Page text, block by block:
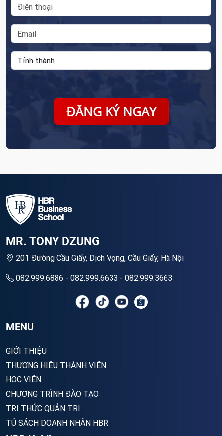
ĐĂNG KÝ NGAY
MR. TONY DZUNG
201 Đường Cầu Giấy, Dịch Vọng, Cầu Giấy, Hà Nội
082.999.6886 - 082.999.6633 - 082.999.3663
MENU
GIỚI THIỆU
THƯƠNG HIỆU THÀNH VIÊN
HỌC VIÊN
CHƯƠNG TRÌNH ĐÀO TẠO
TRI THỨC QUẢN TRỊ
TỦ SÁCH DOANH NHÂN HBR